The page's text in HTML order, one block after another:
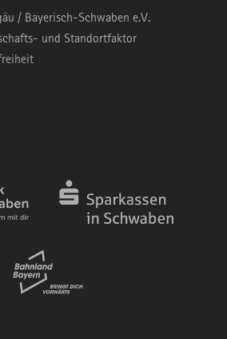
/ Bayerisch-Schwaben e.V.
und Standortfaktor